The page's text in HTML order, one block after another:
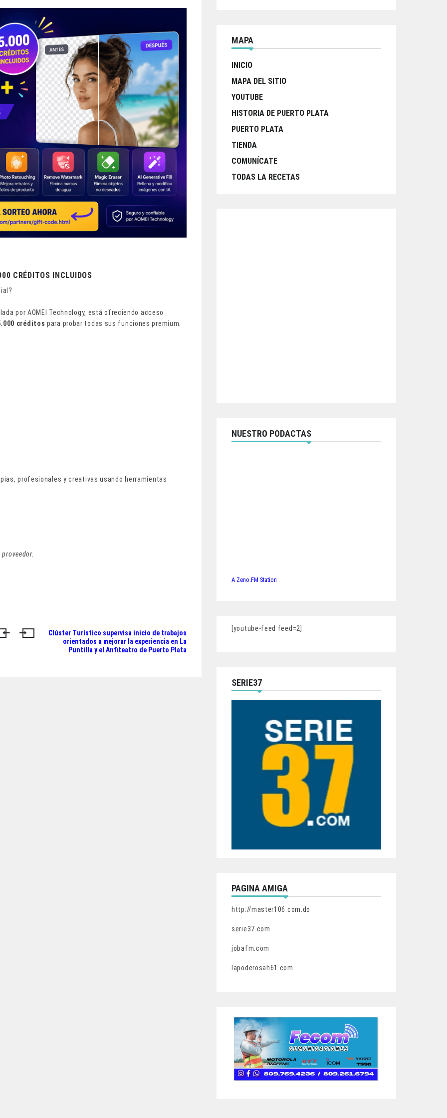
CRÉDITOS INCLUIDOS
por AOMEI Technology, está ofreciendo acceso
créditos para probar todas sus funciones premium.
profesionales y creativas usando herramientas
Clúster Turístico supervisa inicio de trabajos
orientados a mejorar la experiencia en La
Puntilla y el Anfiteatro de Puerto Plata
MAPA
INICIO
MAPA DEL SITIO
YOUTUBE
HISTORIA DE PUERTO PLATA
PUERTO PLATA
TIENDA
COMUNÍCATE
TODAS LA RECETAS
NUESTRO PODACTAS
A Zeno.FM Station
[youtube-feed feed=2]
SERIE37
PAGINA AMIGA
http://master106.com.do
serie37.com
jobafm.com
lapoderosah61.com